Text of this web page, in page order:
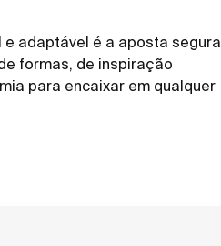
adaptável é a aposta segura
formas, de inspiração
para encaixar em qualquer